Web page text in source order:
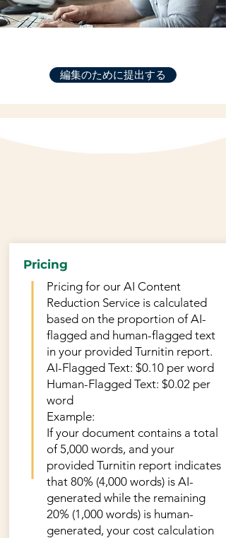
編集のために提出する
Pricing
Pricing for our AI Content
Reduction Service is calculated
based on the proportion of AI-
flagged and human-flagged text
in your provided Turnitin report.
AI-Flagged Text: $0.10 per word
Human-Flagged Text: $0.02 per
word
Example:
If your document contains a total
of 5,000 words, and your
provided Turnitin report indicates
that 80% (4,000 words) is AI-
generated while the remaining
20% (1,000 words) is human-
generated, your cost calculation